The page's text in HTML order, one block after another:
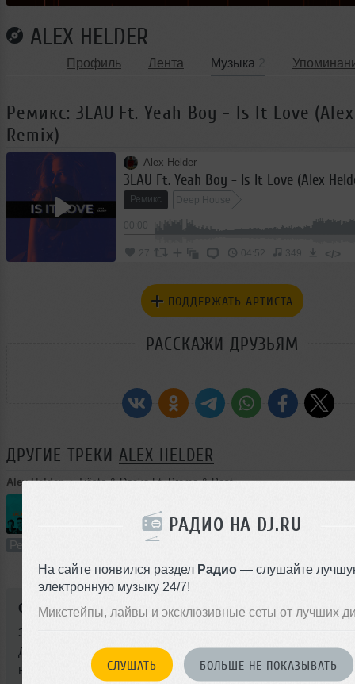
РАДИО НА DJ.RU
На сайте появился раздел Радио — слушайте
электронную музыку 24/7!
Микстейпы, лайвы и эксклюзивные сеты от лучших
СЛУШАТЬ БОЛЬШЕ НЕ ПОКАЗЫВАТЬ
ALEX HELDER
Профиль Лента Музыка
Ремикс: 3LAU Ft. Yeah Boy - Is It Love
Remix)
Alex Helder
3LAU Ft. Yeah Boy - Is It Love (Alex
Ремикс Deep House
27 04:52 349 </>
ПОДДЕРЖАТЬ АРТИСТА
РАССКАЖИ ДРУЗЬЯМ
ДРУГИЕ ТРЕКИ ALEX HELDER
Alex Helder ➝Tiësto & Dzeko Ft. Preme & Post Malone - Jackie Chan (Alex Helder Remix)
44 10 MB, 320
Ремикс В плейлист (в 1 плейлисте)
Стиль: Deep House
Записан: 28 марта 2018
Добавлен: 26 декабря 2018, 02:38
BPM: 125